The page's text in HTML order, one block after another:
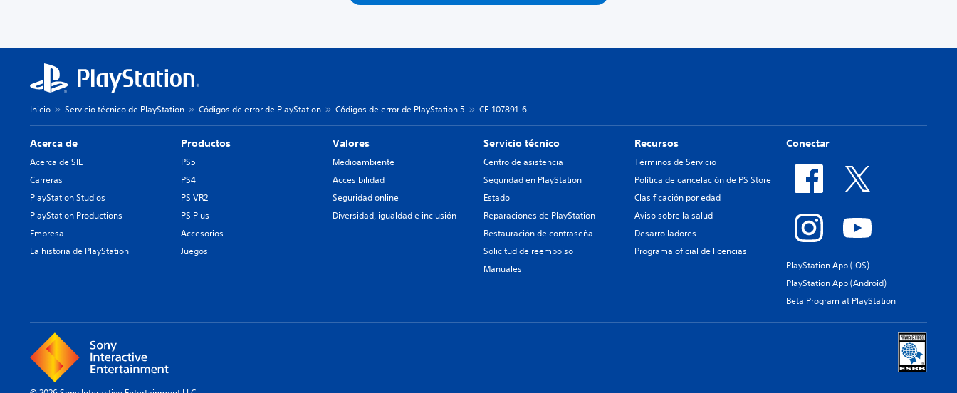
Inicio Servicio técnico de PlayStation Códigos de error de PlayStation Códigos de error de PlayStation 5 CE-107891-6
Acerca de
Acerca de SIE
Carreras
PlayStation Studios
PlayStation Productions
Empresa
La historia de PlayStation
Productos
PS5
PS4
PS VR2
PS Plus
Accesorios
Juegos
Valores
Medioambiente
Accesibilidad
Seguridad online
Diversidad, igualdad e inclusión
Servicio técnico
Centro de asistencia
Seguridad en PlayStation
Estado
Reparaciones de PlayStation
Restauración de contraseña
Solicitud de reembolso
Manuales
Recursos
Términos de Servicio
Política de cancelación de PS Store
Clasificación por edad
Aviso sobre la salud
Desarrolladores
Programa oficial de licencias
Conectar
PlayStation App (iOS)
PlayStation App (Android)
Beta Program at PlayStation